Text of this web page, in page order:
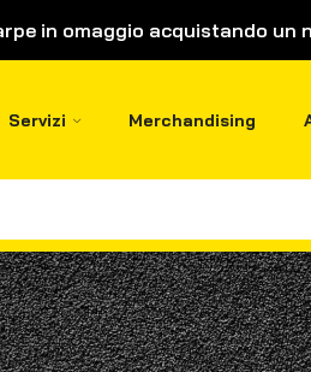
in omaggio acquistando un
Servizi Merchandising